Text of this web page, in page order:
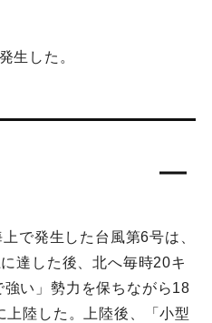
生した。
で発生した台風第6号は、
達した後、北へ毎時20キ
い」勢力を保ちながら18
上陸した。上陸後、「小型